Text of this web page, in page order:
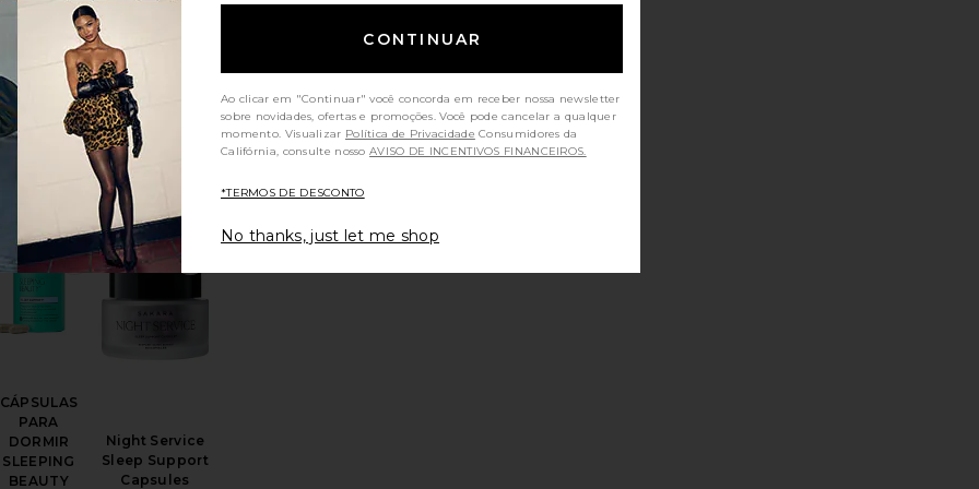
ADVANCE
Vida Glow
ANTI-ESTRESSE MAGNESI-OM
DE SUPLEMENTO DEEP SLEEP PATCH
CÁPSULAS
PARA
DORMIR
SLEEPING
BEAUTY
favoritoCÁPSULAS PARA DORMIR SLEEPING BEAUTY
Night Service
Sleep Support
Capsules
CONTINUAR
Ao clicar em "Continuar" você concorda em receber nossa newsletter
sobre novidades, ofertas e promoções. Você pode cancelar a qualquer
momento. Visualizar Política de Privacidade Consumidores da
Califórnia, consulte nossoAVISO DE INCENTIVOS FINANCEIROS.
*TERMOS DE DESCONTO
No thanks, just let me shop